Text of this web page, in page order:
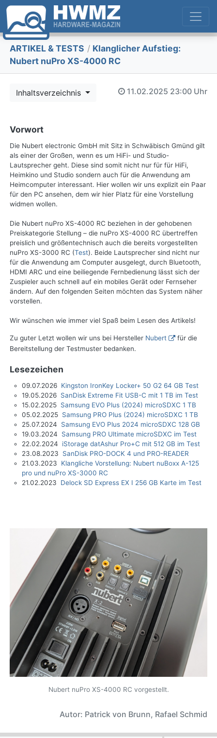
ARTIKEL & TESTS / Klanglicher Aufstieg:
Nubert nuPro XS-4000 RC
Inhaltsverzeichnis 11.02.2025 23:00 Uhr
Vorwort
Die Nubert electronic GmbH mit Sitz in Schwäbisch Gmünd gilt
als einer der Großen, wenn es um HiFi- und Studio-
Lautsprecher geht. Diese sind somit nicht nur für für HiFi,
Heimkino und Studio sondern auch für die Anwendung am
Heimcomputer interessant. Hier wollen wir uns explizit ein Paar
für den PC ansehen, dem wir hier Platz für eine Vorstellung
widmen wollen.
Die Nubert nuPro XS-4000 RC beziehen in der gehobenen
Preiskategorie Stellung – die nuPro XS-4000 RC übertreffen
preislich und größentechnisch auch die bereits vorgestellten
nuPro XS-3000 RC (Test). Beide Lautsprecher sind nicht nur
für die Anwendung am Computer ausgelegt, durch Bluetooth,
HDMI ARC und eine beiliegende Fernbedienung lässt sich der
Zuspieler auch schnell auf ein mobiles Gerät oder Fernseher
ändern. Auf den folgenden Seiten möchten das System näher
vorstellen.
Wir wünschen wie immer viel Spaß beim Lesen des Artikels!
Zu guter Letzt wollen wir uns bei Hersteller Nubert
für die
Bereitstellung der Testmuster bedanken.
Lesezeichen
09.07.2026 Kingston IronKey Locker+ 50 G2 64 GB Test
19.05.2026 SanDisk Extreme Fit USB-C mit 1 TB im Test
15.02.2025 Samsung EVO Plus (2024) microSDXC 1 TB
05.02.2025 Samsung PRO Plus (2024) microSDXC 1 TB
25.07.2024 Samsung EVO Plus 2024 microSDXC 128 GB
19.03.2024 Samsung PRO Ultimate microSDXC im Test
22.02.2024 iStorage datAshur Pro+C mit 512 GB im Test
23.08.2023 SanDisk PRO-DOCK 4 und PRO-READER
21.03.2023 Klangliche Vorstellung: Nubert nuBoxx A-125
pro und nuPro XS-3000 RC
21.02.2023 Delock SD Express EX I 256 GB Karte im Test
Nubert nuPro XS-4000 RC vorgestellt.
Autor: Patrick von Brunn, Rafael Schmid